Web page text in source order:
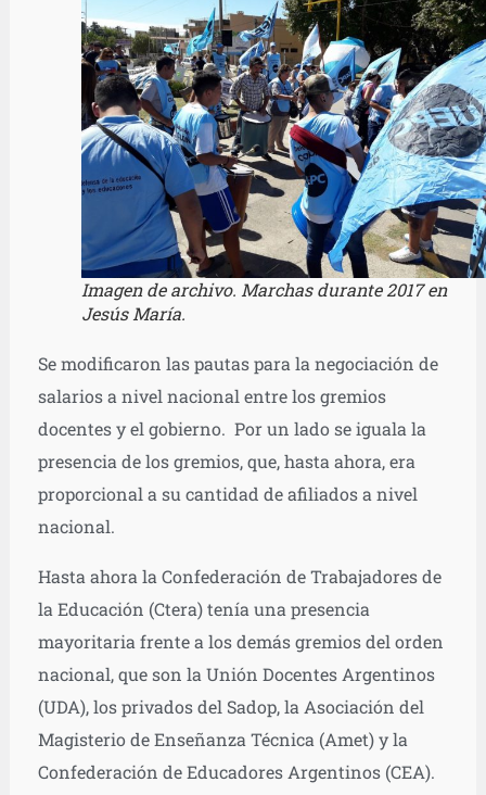
Imagen de archivo. Marchas durante 2017 en
Jesús María.
Se modificaron las pautas para la negociación de
salarios a nivel nacional entre los gremios
docentes y el gobierno. Por un lado se iguala la
presencia de los gremios, que, hasta ahora, era
proporcional a su cantidad de afiliados a nivel
nacional.
Hasta ahora la Confederación de Trabajadores de
la Educación (Ctera) tenía una presencia
mayoritaria frente a los demás gremios del orden
nacional, que son la Unión Docentes Argentinos
(UDA), los privados del Sadop, la Asociación del
Magisterio de Enseñanza Técnica (Amet) y la
Confederación de Educadores Argentinos (CEA).